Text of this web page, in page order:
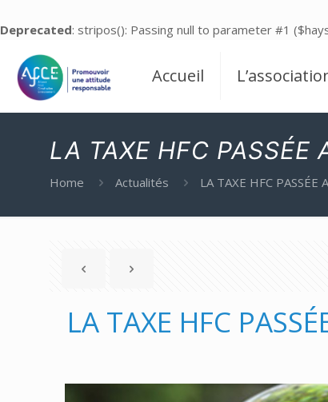
Deprecated: stripos(): Passing null to parameter #1
Accueil
LA TAXE HFC PASSÉE
Home Actualités LA TAXE HFC PASSÉE
LA TAXE HFC